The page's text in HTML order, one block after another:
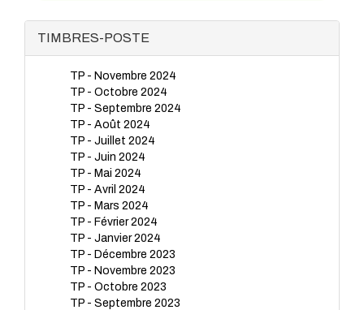
TIMBRES-POSTE
TP - Novembre 2024
TP - Octobre 2024
TP - Septembre 2024
TP - Août 2024
TP - Juillet 2024
TP - Juin 2024
TP - Mai 2024
TP - Avril 2024
TP - Mars 2024
TP - Février 2024
TP - Janvier 2024
TP - Décembre 2023
TP - Novembre 2023
TP - Octobre 2023
TP - Septembre 2023